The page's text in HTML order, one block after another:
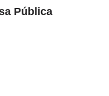
Pública